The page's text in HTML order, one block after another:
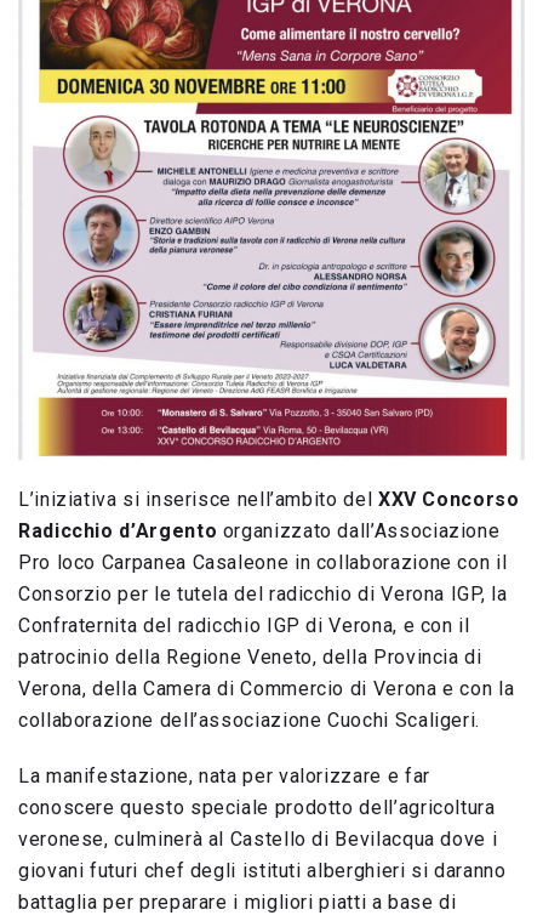
L’iniziativa si inserisce nell’ambito del XXV Concorso
Radicchio d’Argento organizzato dall’Associazione
Pro loco Carpanea Casaleone in collaborazione con il
Consorzio per le tutela del radicchio di Verona IGP, la
Confraternita del radicchio IGP di Verona, e con il
patrocinio della Regione Veneto, della Provincia di
Verona, della Camera di Commercio di Verona e con la
collaborazione dell’associazione Cuochi Scaligeri.
La manifestazione, nata per valorizzare e far
conoscere questo speciale prodotto dell’agricoltura
veronese, culminerà al Castello di Bevilacqua dove i
giovani futuri chef degli istituti alberghieri si daranno
battaglia per preparare i migliori piatti a base di